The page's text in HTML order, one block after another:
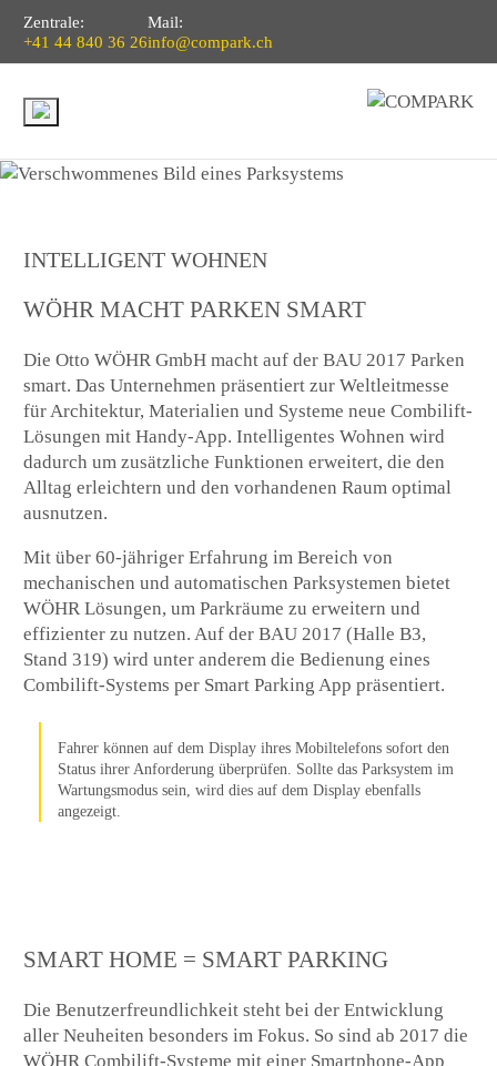
Zentrale:
+41 44 840 36 26
Mail:
info@compark.ch
INTELLIGENT WOHNEN
WÖHR MACHT PARKEN SMART
Die Otto WÖHR GmbH macht auf der BAU 2017 Parken
smart. Das Unternehmen präsentiert zur Weltleitmesse
für Architektur, Materialien und Systeme neue Combilift-
Lösungen mit Handy-App. Intelligentes Wohnen wird
dadurch um zusätzliche Funktionen erweitert, die den
Alltag erleichtern und den vorhandenen Raum optimal
ausnutzen.
Mit über 60-jähriger Erfahrung im Bereich von
mechanischen und automatischen Parksystemen bietet
WÖHR Lösungen, um Parkräume zu erweitern und
effizienter zu nutzen. Auf der BAU 2017 (Halle B3,
Stand 319) wird unter anderem die Bedienung eines
Combilift-Systems per Smart Parking App präsentiert.
Fahrer können auf dem Display ihres Mobiltelefons sofort den
Status ihrer Anforderung überprüfen. Sollte das Parksystem im
Wartungsmodus sein, wird dies auf dem Display ebenfalls
angezeigt.
SMART HOME = SMART PARKING
Die Benutzerfreundlichkeit steht bei der Entwicklung
aller Neuheiten besonders im Fokus. So sind ab 2017 die
WÖHR Combilift-Systeme mit einer Smartphone-App